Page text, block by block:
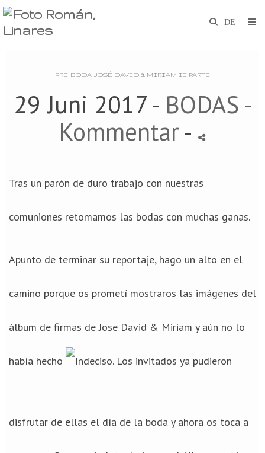
PRE-BODA JOSÉ DAVID & MIRIAM II PARTE
29 Juni 2017 - BODAS -
Kommentar-
Tras un parón de duro trabajo con nuestras
comuniones retomamos las bodas con muchas ganas.
Apunto de terminar su reportaje, hago un alto en el
camino porque os prometí mostraros las imágenes del
álbum de firmas de Jose David & Miriam y aún no lo
había hecho . Los invitados ya pudieron
disfrutar de ellas el día de la boda y ahora os toca a